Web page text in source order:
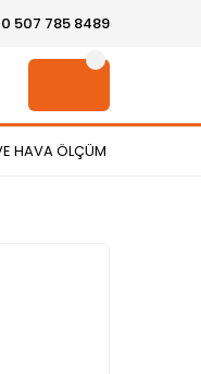
507 785 8489
HAVA ÖLÇÜM